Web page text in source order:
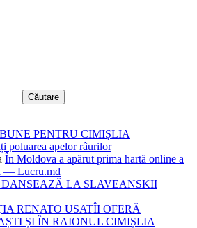
PENTRU CIMIȘLIA
poluarea apelor râurilor
În Moldova a apărut prima hartă online a
— Lucru.md
LA SLAVEANSKII
RENATO USATÎI OFERĂ
ȘI ÎN RAIONUL CIMIȘLIA